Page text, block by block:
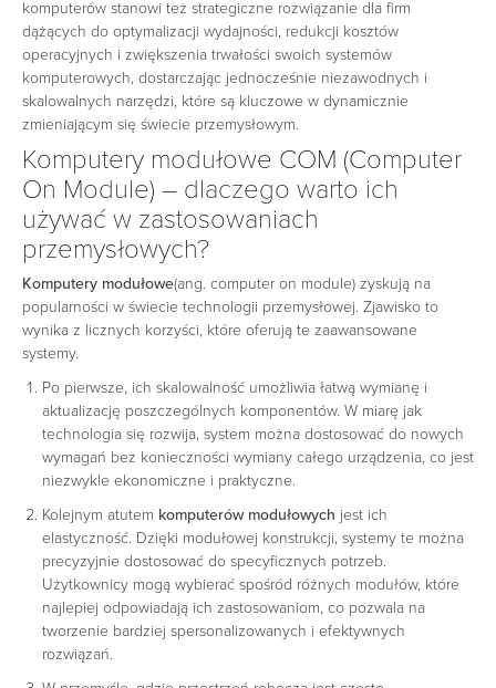
komputerów stanowi też strategiczne rozwiązanie dla firm
dążących do optymalizacji wydajności, redukcji kosztów
operacyjnych i zwiększenia trwałości swoich systemów
komputerowych, dostarczając jednocześnie niezawodnych i
skalowalnych narzędzi, które są kluczowe w dynamicznie
zmieniającym się świecie przemysłowym.
Komputery modułowe COM (Computer
On Module) – dlaczego warto ich
używać w zastosowaniach
przemysłowych?
Komputery modułowe(ang. computer on module) zyskują na
popularności w świecie technologii przemysłowej. Zjawisko to
wynika z licznych korzyści, które oferują te zaawansowane
systemy.
Po pierwsze, ich skalowalność umożliwia łatwą wymianę i
aktualizację poszczególnych komponentów. W miarę jak
technologia się rozwija, system można dostosować do nowych
wymagań bez konieczności wymiany całego urządzenia, co jest
niezwykle ekonomiczne i praktyczne.
Kolejnym atutem komputerów modułowych jest ich
elastyczność. Dzięki modułowej konstrukcji, systemy te można
precyzyjnie dostosować do specyficznych potrzeb.
Użytkownicy mogą wybierać spośród różnych modułów, które
najlepiej odpowiadają ich zastosowaniom, co pozwala na
tworzenie bardziej spersonalizowanych i efektywnych
rozwiązań.